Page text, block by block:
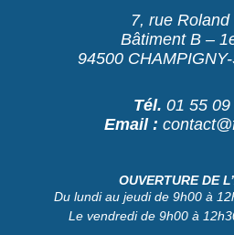
7, rue Roland
Bâtiment B –
94500
Tél. 01 55
Email :
OUVERTURE DE
Du lundi au jeudi de 9h00 à
Le vendredi de 9h00 à